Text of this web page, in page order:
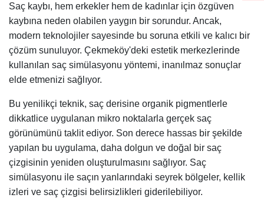
Saç kaybı, hem erkekler hem de kadınlar için özgüven
kaybına neden olabilen yaygın bir sorundur. Ancak,
modern teknolojiler sayesinde bu soruna etkili ve kalıcı bir
çözüm sunuluyor. Çekmeköy'deki estetik merkezlerinde
kullanılan saç simülasyonu yöntemi, inanılmaz sonuçlar
elde etmenizi sağlıyor.
Bu yenilikçi teknik, saç derisine organik pigmentlerle
dikkatlice uygulanan mikro noktalarla gerçek saç
görünümünü taklit ediyor. Son derece hassas bir şekilde
yapılan bu uygulama, daha dolgun ve doğal bir saç
çizgisinin yeniden oluşturulmasını sağlıyor. Saç
simülasyonu ile saçın yanlarındaki seyrek bölgeler, kellik
izleri ve saç çizgisi belirsizlikleri giderilebiliyor.